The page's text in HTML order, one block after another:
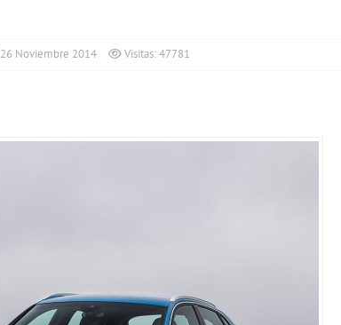
26 Noviembre 2014 Visitas: 47781